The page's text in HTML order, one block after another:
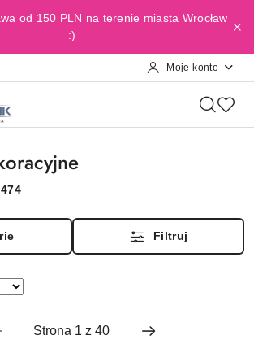
głównej
konto
głównego
od 150 PLN na terenie miasta Wrocław
:)
Moje konto
474
Filtruj